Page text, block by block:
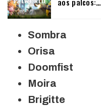
Sombra
Orisa
Doomfist
Moira
Brigitte